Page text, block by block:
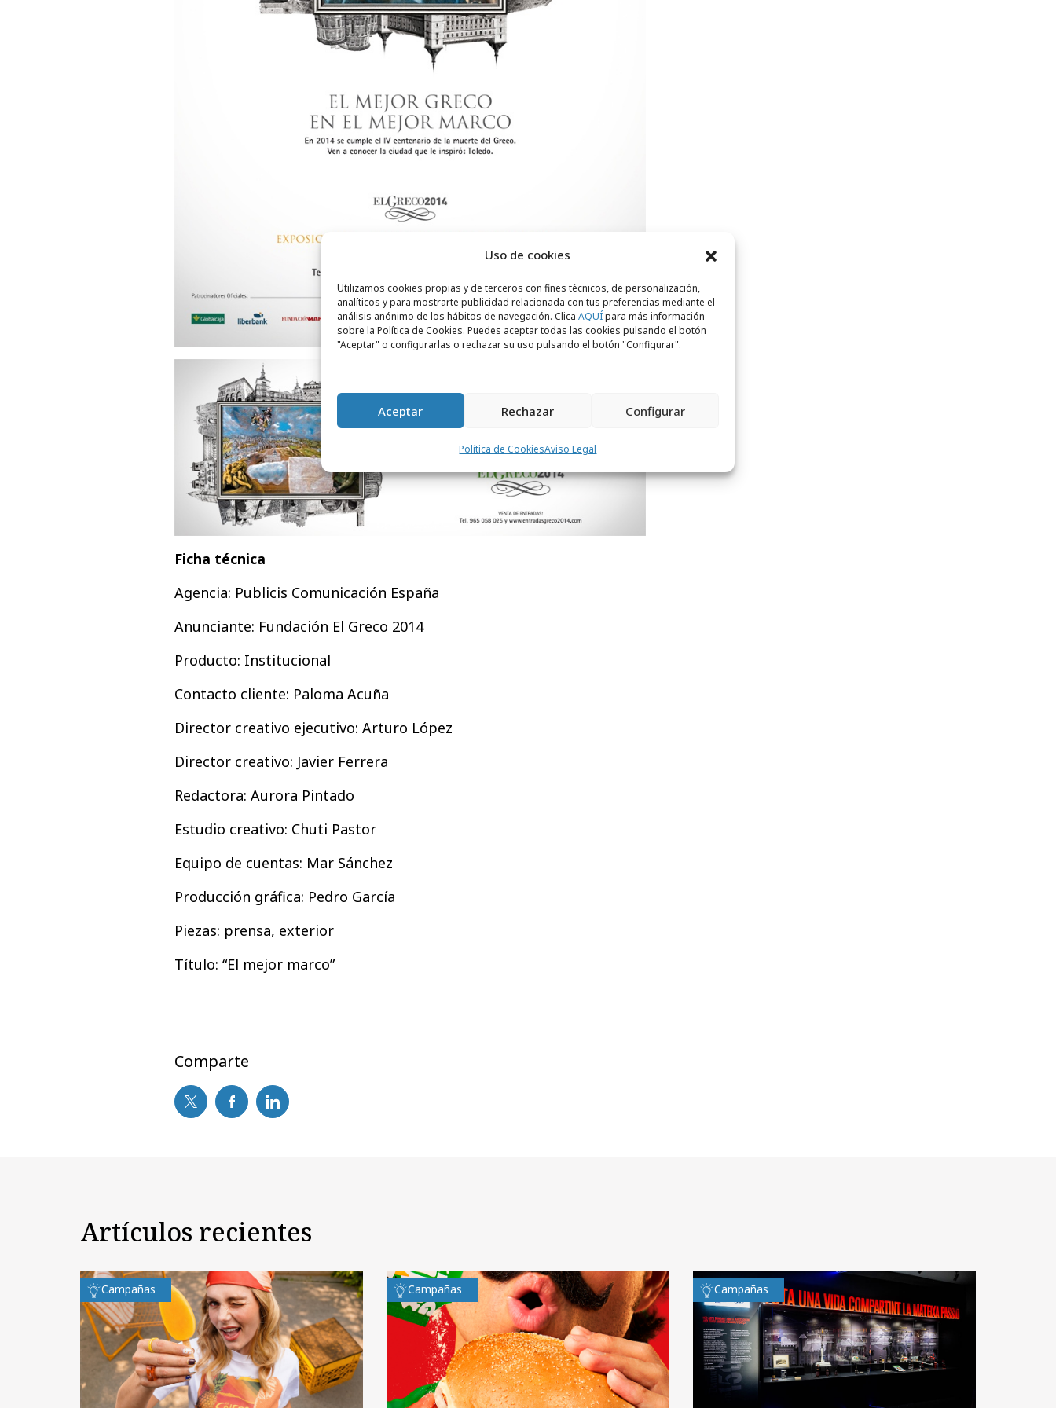
Uso de cookies
Utilizamos cookies propias y de terceros con fines técnicos, de personalización,
analíticos y para mostrarte publicidad relacionada con tus preferencias mediante el
análisis anónimo de los hábitos de navegación. Clica AQUÍpara más información
sobre la Política de Cookies. Puedes aceptar todas las cookies pulsando el botón
"Aceptar" o configurarlas o rechazar su uso pulsando el botón "Configurar".
Aceptar Rechazar Configurar
Política de CookiesAviso Legal
Ficha técnica
Agencia: Publicis Comunicación España
Anunciante: Fundación El Greco 2014
Producto: Institucional
Contacto cliente: Paloma Acuña
Director creativo ejecutivo: Arturo López
Director creativo: Javier Ferrera
Redactora: Aurora Pintado
Estudio creativo: Chuti Pastor
Equipo de cuentas: Mar Sánchez
Producción gráfica: Pedro García
Piezas: prensa, exterior
Título: “El mejor marco”
Comparte
Artículos recientes
Campañas Campañas Campañas